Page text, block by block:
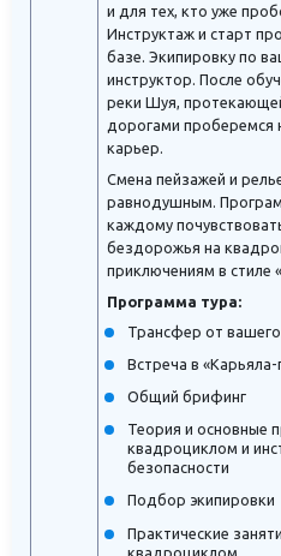
и для тех, кто уже
Инструктаж и старт
базе. Экипировку по
инструктор. После
реки Шуя,
дорогами проберемся
карьер.
Смена пейзажей и
равнодушным.
каждому
бездорожья на
приключениям в стиле
Программа тура:
Трансфер от
Встреча в «Карьяла-
Общий брифинг
Теория и основные
квадроциклом и
безопасности
Подбор экипировки
Практические
квадроциклом